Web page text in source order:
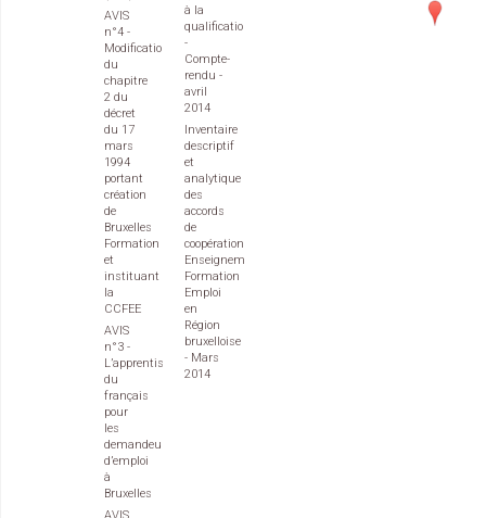
AVIS
n°4 -
Modification
du
chapitre
2 du
décret
du 17
mars
1994
portant
création
de
Bruxelles
Formation
et
instituant
la
CCFEE
AVIS
n°3 -
L’apprentissage
du
français
pour
les
demandeurs
d’emploi
à
Bruxelles
à la
qualification
-
Compte-
rendu -
avril
2014
Inventaire
descriptif
et
analytique
des
accords
de
coopération
Enseignement
Formation
Emploi
en
Région
bruxelloise
- Mars
2014